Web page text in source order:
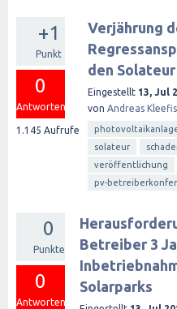
+1
Punkt
0
Antworten
1.145 Aufrufe
Verjährung
den Solateur
Eingestellt 13, Jul
von Andreas
solateur
veröffentlichung
pv-
0
Punkte
0
Antworten
Betreiber 3
Solarparks